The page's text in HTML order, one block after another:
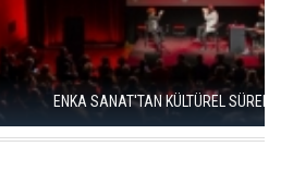
SÜREKLİLİK HAMLESİ